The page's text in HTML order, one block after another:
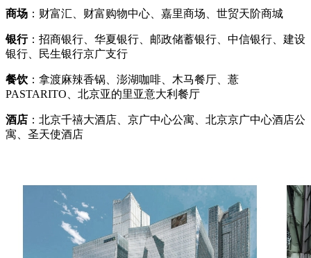
商场 ：财富汇、财富购物中心、嘉里商场、世贸天阶商城
银行：招商银行、华夏银行、邮政储蓄银行、中信银行、建设
银行、民生银行京广支行
餐饮 ：拿渡麻辣香锅、澎湖咖啡、木马餐厅、薏
PASTARITO、北京亚的里亚意大利餐厅
酒店 ：北京千禧大酒店、京广中心公寓、北京京广中心酒店公
寓、圣天使酒店